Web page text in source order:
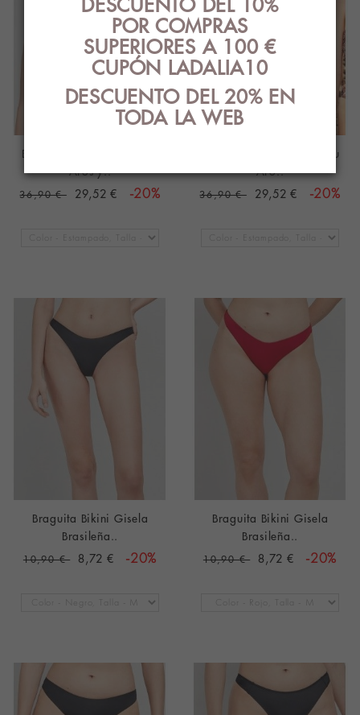
Bikini Gisela Push-Up con
Aros y..
36,90 € 29,52 € -20%
Bikini Gisela Top Bandeau
Aro..
36,90 € 29,52 € -20%
Braguita Bikini Gisela
Brasileña..
10,90 € 8,72 € -20%
Braguita Bikini Gisela
Brasileña..
10,90 € 8,72 € -20%
POR COMPRAS
SUPERIORES A 100 €
CUPÓN LADALIA10
DESCUENTO DEL 20% EN
TODA LA WEB